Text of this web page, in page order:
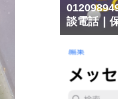
談電話｜
た